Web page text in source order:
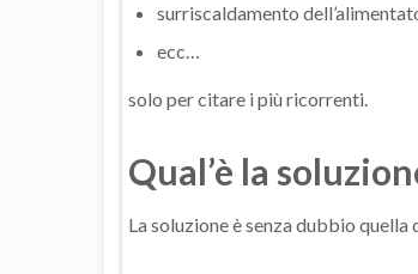
surriscaldamento
ecc…
solo per citare i più ricorrenti.
Qual’è la
La soluzione è senza dubbio